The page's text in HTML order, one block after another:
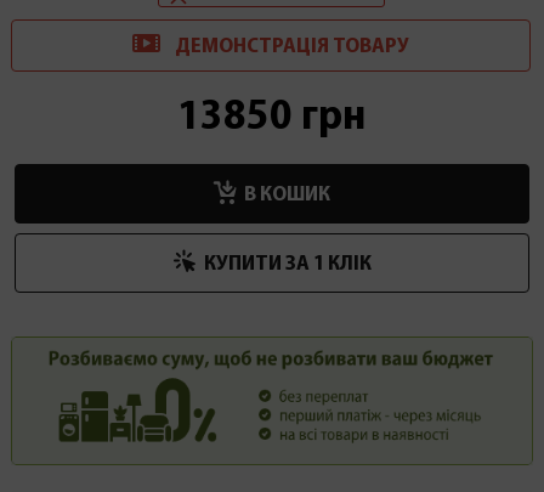
ДЕМОНСТРАЦІЯ ТОВАРУ
13850 грн
В КОШИК
КУПИТИ ЗА 1 КЛIК